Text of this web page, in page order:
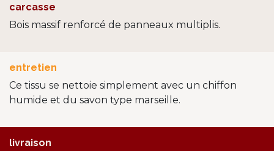
carcasse
Bois massif renforcé de panneaux multiplis.
entretien
Ce tissu se nettoie simplement avec un chiffon
humide et du savon type marseille.
livraison